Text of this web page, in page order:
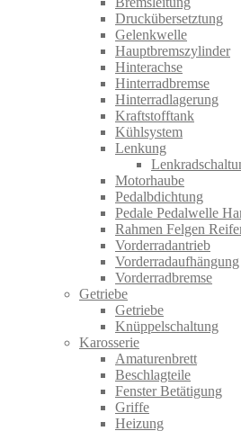
Druckübersetztung
Gelenkwelle
Hauptbremszylinder
Hinterachse
Hinterradbremse
Hinterradlagerung
Kraftstofftank
Kühlsystem
Lenkung
Motorhaube
Pedalbdichtung
Pedale Pedalwelle
Rahmen Felgen
Vorderradantrieb
Vorderradaufhängung
Vorderradbremse
Getriebe
Getriebe
Knüppelschaltung
Karosserie
Amaturenbrett
Beschlagteile
Fenster Betätigung
Griffe
Heizung